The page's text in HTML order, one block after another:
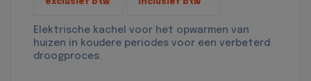
exclusief btw inclusief btw
Elektrische kachel voor het opwarmen van
huizen in koudere periodes voor een verbeterd
droogproces.